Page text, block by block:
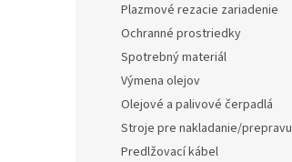
Plazmové rezacie zariadenie
Ochranné prostriedky
Spotrebný materiál
Výmena olejov
Olejové a palivové čerpadlá
Stroje pre nakladanie/prepravu
Predlžovací kábel